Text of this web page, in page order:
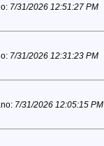
7/31/2026 12:51:27 PM
7/31/2026 12:31:23 PM
7/31/2026 12:05:15 PM